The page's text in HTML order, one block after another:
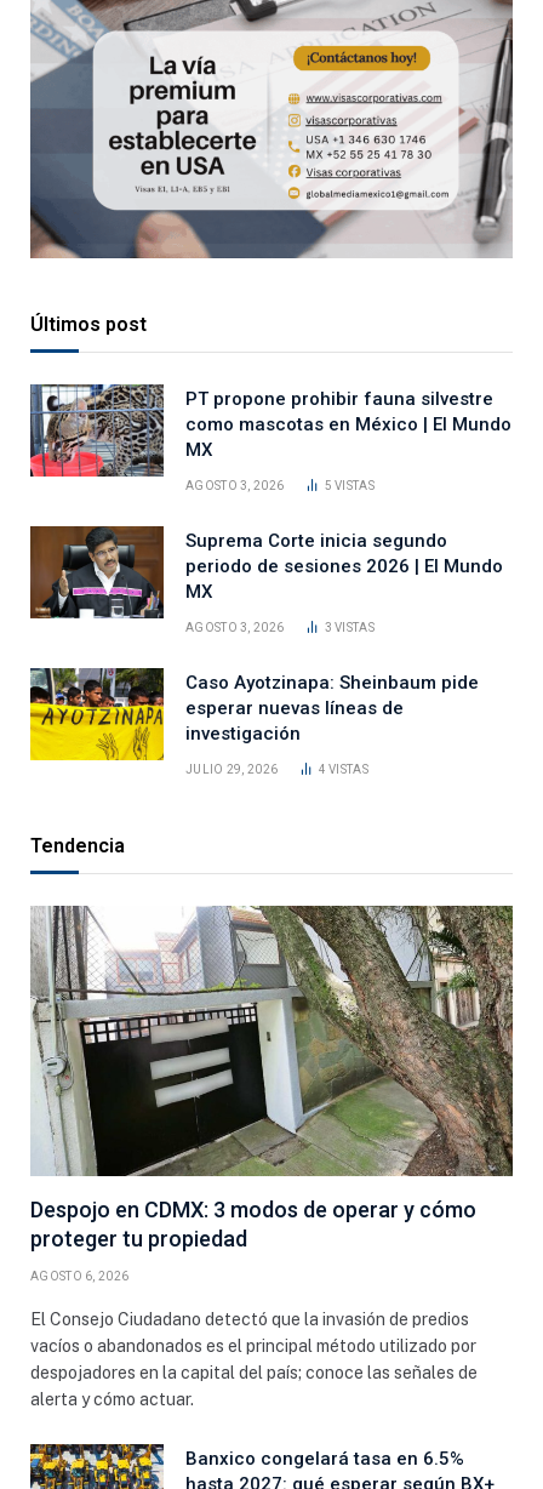
Últimos post
PT propone prohibir fauna silvestre
como mascotas en México | El Mundo
MX
AGOSTO 3, 2026 5VISTAS
Suprema Corte inicia segundo
periodo de sesiones 2026 | El Mundo
MX
AGOSTO 3, 2026 3VISTAS
Caso Ayotzinapa: Sheinbaum pide
esperar nuevas líneas de
investigación
JULIO 29, 2026 4VISTAS
Tendencia
Despojo en CDMX: 3 modos de operar y cómo
proteger tu propiedad
AGOSTO 6, 2026
El Consejo Ciudadano detectó que la invasión de predios
vacíos o abandonados es el principal método utilizado por
despojadores en la capital del país; conoce las señales de
alerta y cómo actuar.
Banxico congelará tasa en 6.5%